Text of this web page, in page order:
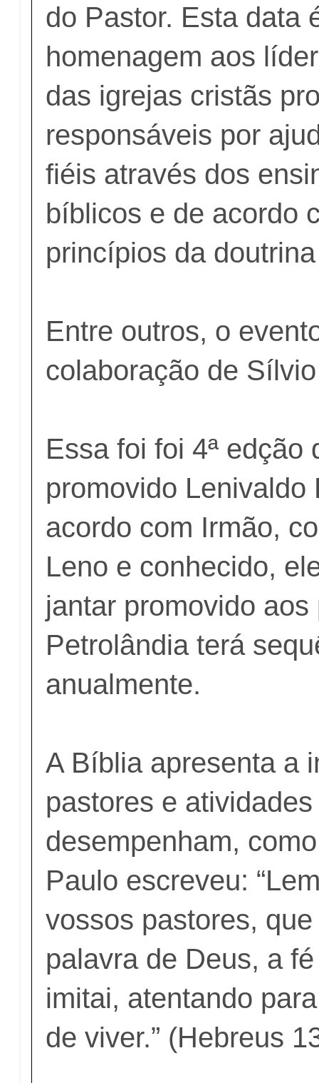
do Pastor. Esta data
homenagem aos
das igrejas cristãs
responsáveis por
fiéis através dos
bíblicos e de acordo
princípios da
Entre outros, o
colaboração de
Essa foi foi 4ª edção
promovido Lenivaldo
acordo com Irmão,
Leno e conhecido,
jantar promovido
Petrolândia terá
anualmente.
A Bíblia apresenta a
pastores e
desempenham,
Paulo escreveu:
vossos pastores,
palavra de Deus, a
imitai, atentando
de viver.” (Hebreus